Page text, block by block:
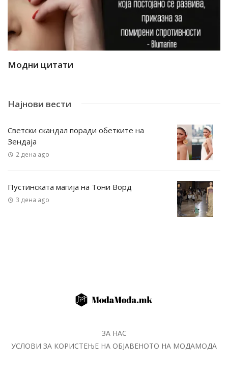
Модни цитати
Најнови вести
Светски скандал поради обетките на
Зендаја
2 дена ago
Пустинската магија на Тони Ворд
3 дена ago
ЗА НАС
УСЛОВИ ЗА КОРИСТЕЊЕ НА ОБЈАВЕНОТО НА МОДАМОДА